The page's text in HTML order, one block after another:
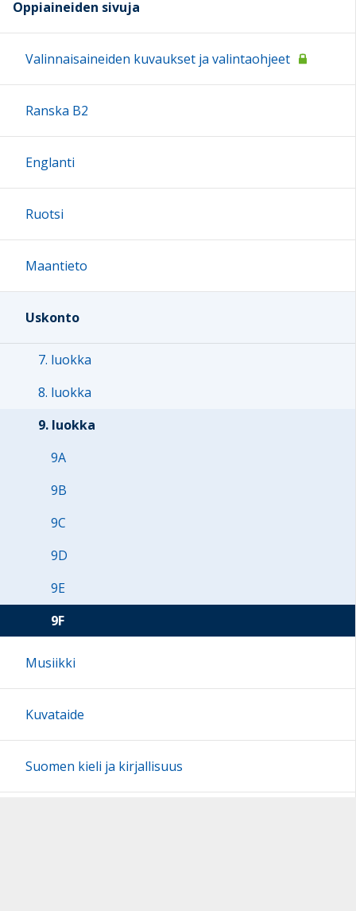
Oppiaineiden sivuja
Valinnaisaineiden kuvaukset ja valintaohjeet
Ranska B2
Englanti
Ruotsi
Maantieto
Uskonto
7. luokka
8. luokka
9. luokka
9A
9B
9C
9D
9E
9F
Musiikki
Kuvataide
Suomen kieli ja kirjallisuus